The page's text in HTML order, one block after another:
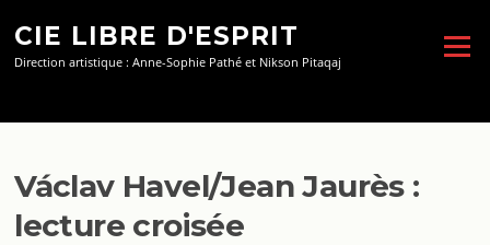
contenu
CIE LIBRE D'ESPRIT
Direction artistique : Anne-Sophie Pathé et Nikson Pitaqaj
Menu
Václav Havel/Jean Jaurès :
lecture croisée